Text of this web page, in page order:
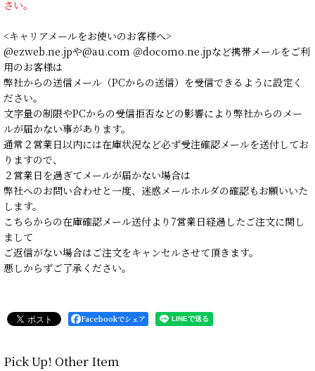
さい。
<キャリアメールをお使いのお客様へ>
@ezweb.ne.jpや@au.com ＠docomo.ne.jpなど携帯メールをご利
用のお客様は
弊社からの送信メール（PCからの送信）を受信できるように設定く
ださい。
文字量の制限やPCからの受信拒否などの影響により弊社からのメー
ルが届かない事があります。
通常２営業日以内には在庫状況など必ず受注確認メールを送付してお
りますので、
２営業日を過ぎてメールが届かない場合は
弊社へのお問い合わせと一度、迷惑メールホルダの確認もお願いいた
します。
こちらからの在庫確認メール送付より7営業日経過したご注文に関し
まして
ご返信がない場合はご注文をキャンセルさせて頂きます。
悪しからずご了承ください。
Facebookでシェア
Pick Up! Other Item